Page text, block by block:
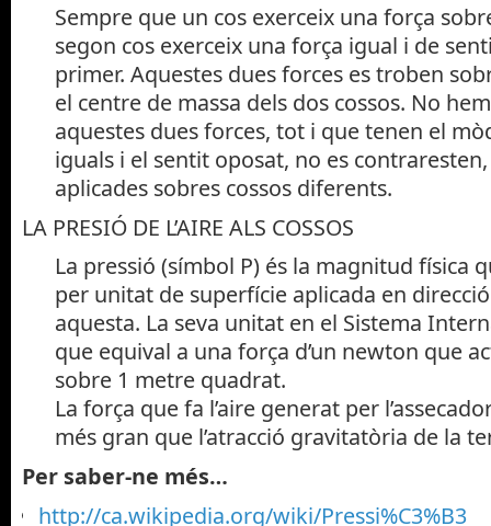
Sempre que un cos exerceix una força
segon cos exerceix una força igual i de
primer. Aquestes dues forces es troben
el centre de massa dels dos cossos. No
aquestes dues forces, tot i que tenen el
iguals i el sentit oposat, no es
aplicades sobres cossos diferents.
LA PRESIÓ DE L’AIRE ALS COSSOS
La pressió (símbol P) és la magnitud física
per unitat de superfície aplicada en
aquesta. La seva unitat en el Sistema
que equival a una força d’un newton que
sobre 1 metre quadrat.
La força que fa l’aire generat per
més gran que l’atracció gravitatòria de la
Per saber-ne més…
http://ca.wikipedia.org/wiki/Pressi%C3%B3